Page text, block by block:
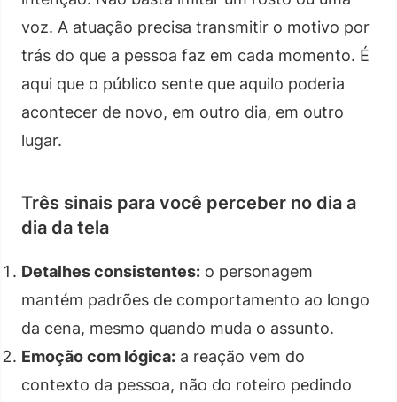
voz. A atuação precisa transmitir o motivo por
trás do que a pessoa faz em cada momento. É
aqui que o público sente que aquilo poderia
acontecer de novo, em outro dia, em outro
lugar.
Três sinais para você perceber no dia a
dia da tela
Detalhes consistentes: o personagem
mantém padrões de comportamento ao longo
da cena, mesmo quando muda o assunto.
Emoção com lógica: a reação vem do
contexto da pessoa, não do roteiro pedindo